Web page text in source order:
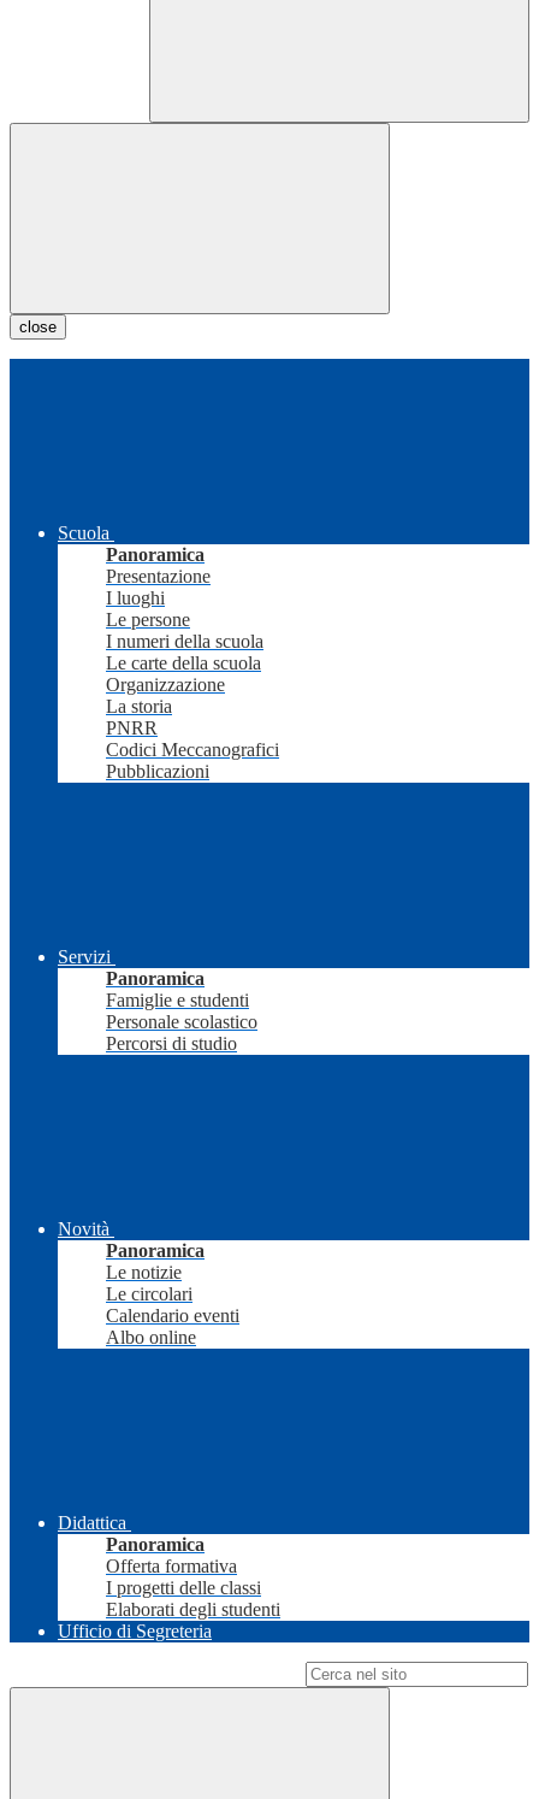
close
Scuola
Panoramica
Presentazione
I luoghi
Le persone
I numeri della scuola
Le carte della scuola
Organizzazione
La storia
PNRR
Codici Meccanografici
Pubblicazioni
Servizi
Panoramica
Famiglie e studenti
Personale scolastico
Percorsi di studio
Novità
Panoramica
Le notizie
Le circolari
Calendario eventi
Albo online
Didattica
Panoramica
Offerta formativa
I progetti delle classi
Elaborati degli studenti
Ufficio di Segreteria